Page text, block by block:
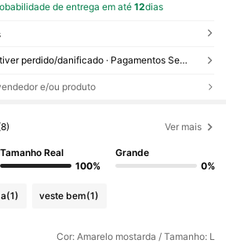
de entrega em até 12dias
Reenviar se o item estiver perdido/danificado · Pagamentos Seguros · Proteção de privacidade
e/ou produto
Ver mais
Tamanho Real
100%
Grande
0%
(1) veste bem(1)
Cor: Amarelo mostarda / Tamanho: L